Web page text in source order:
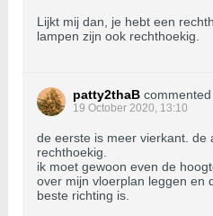
Lijkt mij dan, je hebt een
lampen zijn ook rechthoekig.
patty2thaB commented
19 October 2020, 13:10
de eerste is meer vierkant. de
rechthoekig.
ik moet gewoon even de
over mijn vloerplan leggen en
beste richting is.